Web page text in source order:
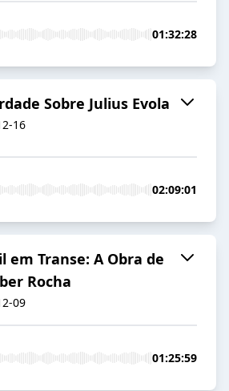
01:32:28
Sobre Julius Evola
16
02:09:01
em Transe: A Obra de
Rocha
09
01:25:59